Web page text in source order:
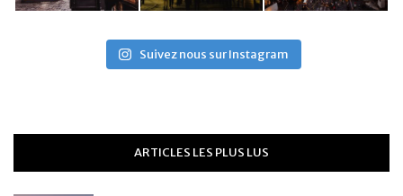
Suivez nous sur Instagram
ARTICLES LES PLUS LUS